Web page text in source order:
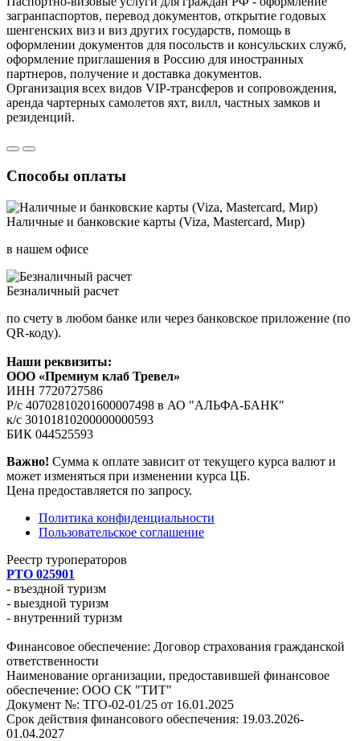
загранпаспортов, перевод документов, открытие годовых
шенгенских виз и виз других государств, помощь в
оформлении документов для посольств и консульских служб,
оформление приглашения в Россию для иностранных
партнеров, получение и доставка документов.
Организация всех видов VIP-трансферов и сопровождения,
аренда чартерных самолетов яхт, вилл, частных замков и
резиденций.
Способы оплаты
Наличные и банковские карты (Viza, Mastercard, Мир)
в нашем офисе
Безналичный расчет
по счету в любом банке или через банковское приложение (по
QR-коду).
Наши реквизиты:
ООО «Премиум клаб Тревел»
ИНН 7720727586
Р/с 40702810201600007498 в АО "АЛЬФА-БАНК"
к/с 30101810200000000593
БИК 044525593
Важно! Сумма к оплате зависит от текущего курса валют и
может изменяться при изменении курса ЦБ.
Цена предоставляется по запросу.
Политика конфиденциальности
Пользовательское соглашение
Реестр туроператоров
РТО 025901
- въездной туризм
- выездной туризм
- внутренний туризм
Финансовое обеспечение: Договор страхования гражданской
ответственности
Наименование организации, предоставившей финансовое
обеспечение: ООО СК "ТИТ"
Документ №: ТГО-02-01/25 от 16.01.2025
Срок действия финансового обеспечения: 19.03.2026-
01.04.2027